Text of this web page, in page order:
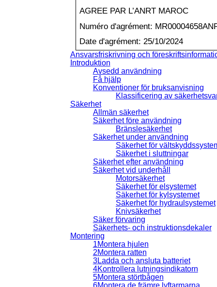
AGREE PAR L’ANRT MAROC
Numéro d'agrément:
Date d'agrément: 25/10/2024
Ansvarsfriskrivning och
Introduktion
Avsedd användning
Få hjälp
Konventioner för bruksanvisning
Klassificering av
Säkerhet
Allmän säkerhet
Säkerhet före användning
Bränslesäkerhet
Säkerhet under användning
Säkerhet för
Säkerhet i sluttningar
Säkerhet efter användning
Säkerhet vid underhåll
Motorsäkerhet
Säkerhet för elsystemet
Säkerhet för kylsystemet
Säkerhet för hydraulsystemet
Knivsäkerhet
Säker förvaring
Säkerhets- och instruktionsdekaler
Montering
1Montera hjulen
2Montera ratten
3Ladda och ansluta batteriet
4Kontrollera lutningsindikatorn
5Montera störtbågen